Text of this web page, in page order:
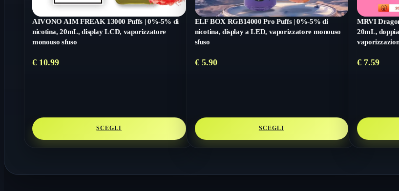
AIVONO AIM FREAK 13000 Puffs | 0%-5% di
nicotina, 20mL, display LCD, vaporizzatore
monouso sfuso
€ 10.99
SCEGLI
ELF BOX RGB14000 Pro Puffs | 0%-5% di
nicotina, display a LED, vaporizzatore monouso
sfuso
€5.90
SCEGLI
MRVI
20mL,
€ 7.59